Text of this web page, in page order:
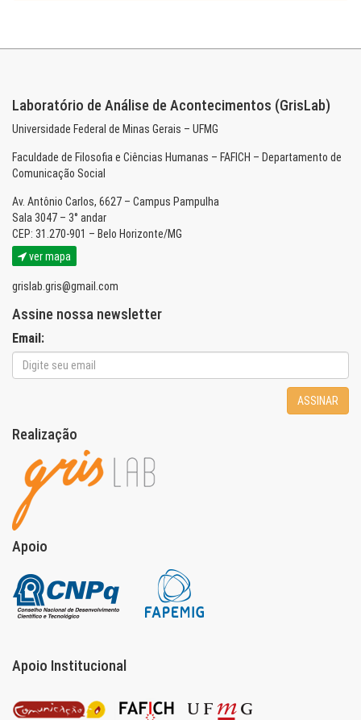
Laboratório de Análise de Acontecimentos (GrisLab)
Universidade Federal de Minas Gerais – UFMG
Faculdade de Filosofia e Ciências Humanas – FAFICH – Departamento de
Comunicação Social
Av. Antônio Carlos, 6627 – Campus Pampulha
Sala 3047 – 3° andar
CEP: 31.270-901 – Belo Horizonte/MG
ver mapa
grislab.gris@gmail.com
Assine nossa newsletter
Email:
ASSINAR
Realização
Apoio
Apoio Institucional